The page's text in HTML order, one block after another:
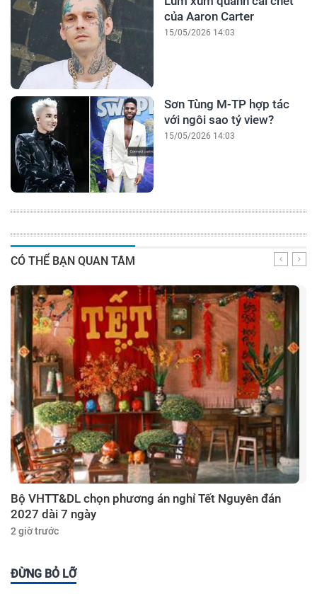
của Aaron Carter
15/05/2026 14:03
Sơn Tùng M-TP hợp tác
với ngôi sao tỷ view?
15/05/2026 14:03
CÓ THỂ BẠN QUAN TÂM
Bộ VHTT&DL chọn phương án nghỉ Tết Nguyên đán
2027 dài 7 ngày
2 giờ trước
ĐỪNG BỎ LỠ